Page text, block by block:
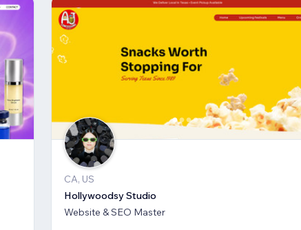
CA, US
Hollywoodsy Studio
Website & SEO Master